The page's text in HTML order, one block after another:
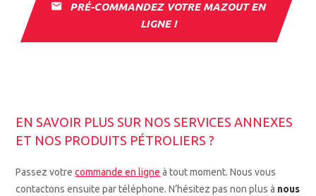
PRÉ-COMMANDEZ VOTRE MAZOUT EN
LIGNE !
EN SAVOIR PLUS SUR NOS SERVICES ANNEXES
ET NOS PRODUITS PÉTROLIERS ?
Passez votrecommande en ligne à tout moment. Nous vous
contactons ensuite par téléphone. N’hésitez pas non plus à nous